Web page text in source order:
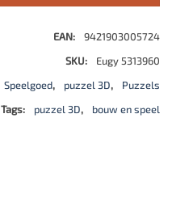
EAN:
9421903005724
SKU:
Eugy 5313960
Speelgoed, puzzel 3D,
Puzzels
Tags:
puzzel 3D, bouw en speel